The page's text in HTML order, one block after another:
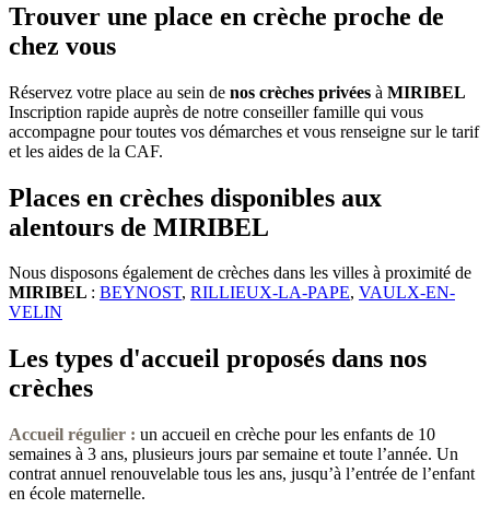
Trouver une place en crèche proche de
chez vous
Réservez votre place au sein de nos crèches privées à MIRIBEL
Inscription rapide auprès de notre conseiller famille qui vous
accompagne pour toutes vos démarches et vous renseigne sur le tarif
et les aides de la CAF.
Places en crèches disponibles aux
alentours de MIRIBEL
Nous disposons également de crèches dans les villes à proximité de
MIRIBEL : BEYNOST, RILLIEUX-LA-PAPE, VAULX-EN-
VELIN
Les types d'accueil proposés dans nos
crèches
Accueil régulier : un accueil en crèche pour les enfants de 10
semaines à 3 ans, plusieurs jours par semaine et toute l’année. Un
contrat annuel renouvelable tous les ans, jusqu’à l’entrée de l’enfant
en école maternelle.